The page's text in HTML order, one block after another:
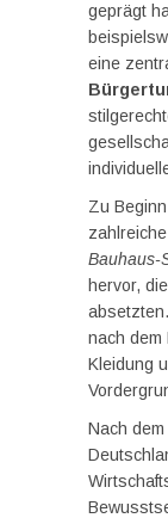
geprägt
eine
Zu
Bauhaus-
hervor,
nach dem
Kleidung
Nach